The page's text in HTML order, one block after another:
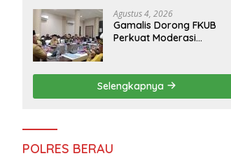
Agustus 4, 2026
Gamalis Dorong FKUB
Perkuat Moderasi
Persatuan
Selengkapnya
POLRES BERAU